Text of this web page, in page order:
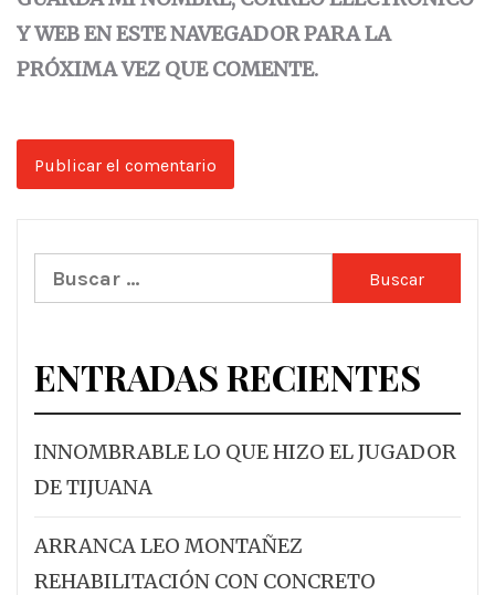
Y WEB EN ESTE NAVEGADOR PARA LA
PRÓXIMA VEZ QUE COMENTE.
Buscar:
ENTRADAS RECIENTES
INNOMBRABLE LO QUE HIZO EL JUGADOR
DE TIJUANA
ARRANCA LEO MONTAÑEZ
REHABILITACIÓN CON CONCRETO